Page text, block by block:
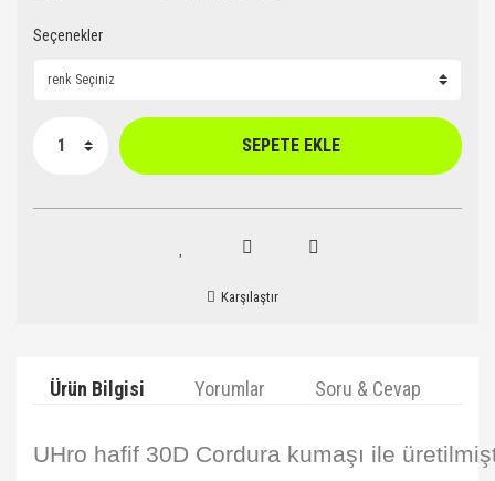
Seçenekler
SEPETE EKLE
Karşılaştır
Ürün Bilgisi Yorumlar Soru & Cevap
UHro hafif 30D Cordura kumaşı ile